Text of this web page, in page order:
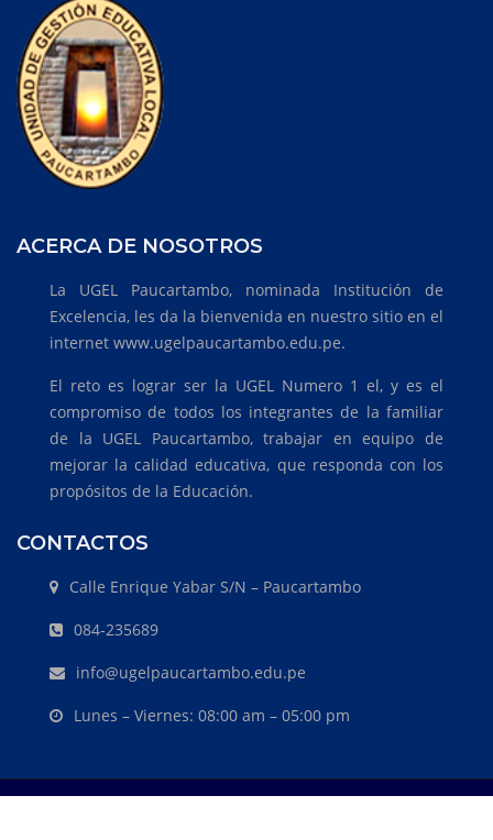
ACERCA DE NOSOTROS
La UGEL Paucartambo, nominada Institución de
Excelencia, les da la bienvenida en nuestro sitio en el
internet www.ugelpaucartambo.edu.pe.
El reto es lograr ser la UGEL Numero 1 el, y es el
compromiso de todos los integrantes de la familiar
de la UGEL Paucartambo, trabajar en equipo de
mejorar la calidad educativa, que responda con los
propósitos de la Educación.
CONTACTOS
Calle Enrique Yabar S/N – Paucartambo
084-235689
info@ugelpaucartambo.edu.pe
Lunes – Viernes: 08:00 am – 05:00 pm